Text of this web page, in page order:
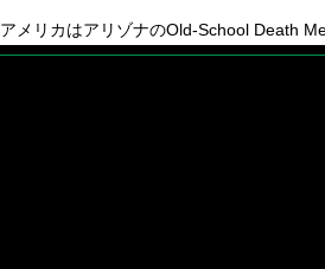
アメリカはアリゾナのOld-School Death